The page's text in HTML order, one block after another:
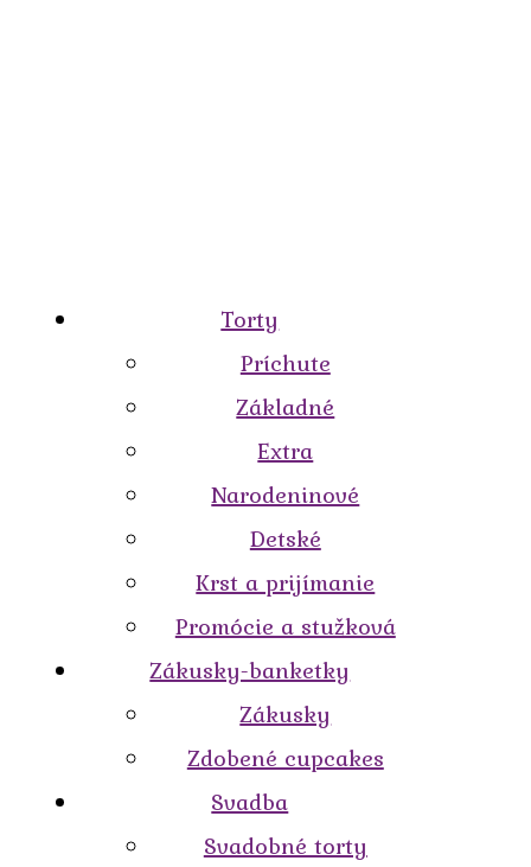
Torty
Príchute
Základné
Extra
Narodeninové
Detské
Krst a prijímanie
Promócie a stužková
Zákusky-banketky
Zákusky
Zdobené cupcakes
Svadba
Svadobné torty